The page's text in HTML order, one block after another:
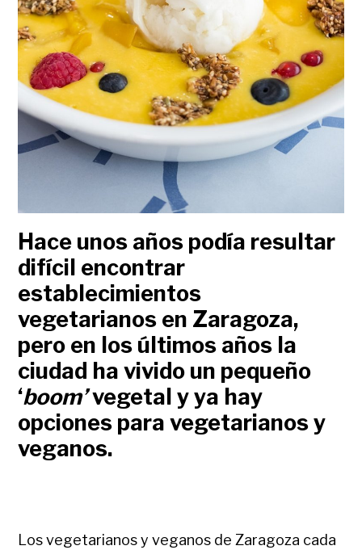
Hace unos años podía resultar
difícil encontrar
establecimientos
vegetarianos en Zaragoza,
pero en los últimos años la
ciudad ha vivido un pequeño
‘boom’vegetal y ya hay
opciones para vegetarianos y
veganos.
Los vegetarianos y veganos de Zaragoza cada